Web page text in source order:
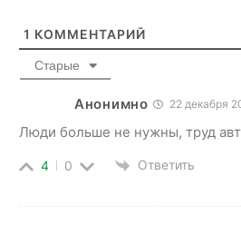
1 КОММЕНТАРИЙ
Старые
Анонимно 22 декабря
Люди больше не нужны, труд
4 0 Ответить